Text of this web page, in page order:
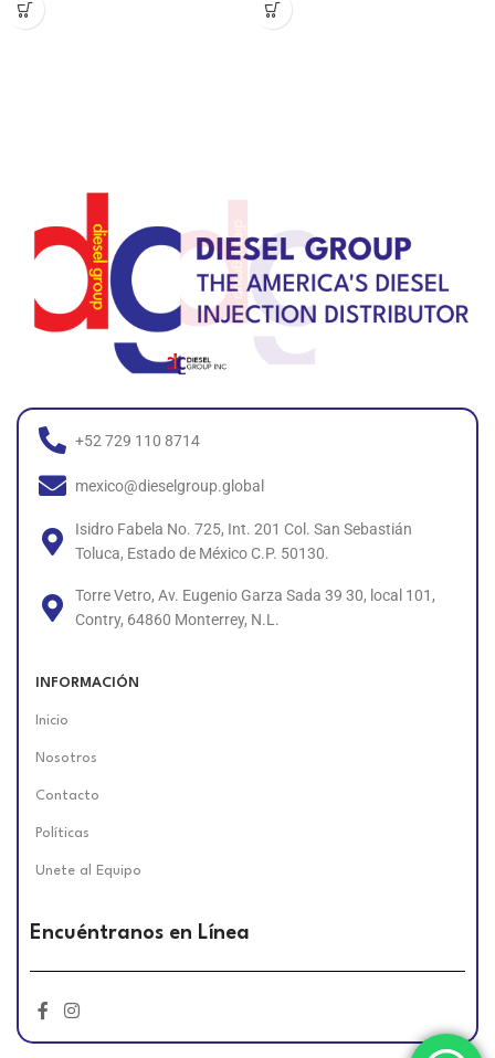
+52 729 110 8714
mexico@dieselgroup.global
Isidro Fabela No. 725, Int. 201 Col. San Sebastián
Toluca, Estado de México C.P. 50130.
Torre Vetro, Av. Eugenio Garza Sada 39 30, local 101,
Contry, 64860 Monterrey, N.L.
INFORMACIÓN
Inicio
Nosotros
Contacto
Políticas
Unete al Equipo
Encuéntranos en Línea